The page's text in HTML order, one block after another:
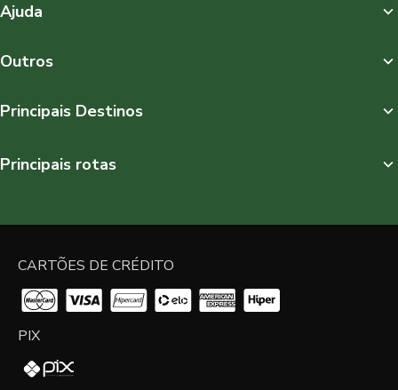
Ajuda
Outros
Principais Destinos
Principais rotas
CARTÕES DE CRÉDITO
PIX